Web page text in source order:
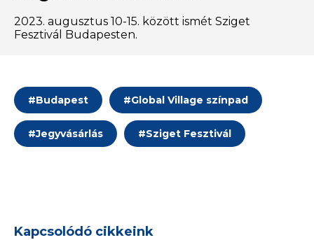
2023. augusztus 10-15. között ismét Sziget
Fesztivál Budapesten.
#Budapest #Global Village színpad
#Jegyvásárlás #Sziget Fesztivál
Kapcsolódó cikkeink